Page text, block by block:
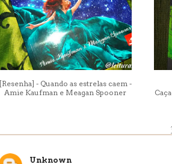
[Resenha] - Quando as estrelas caem -
Amie Kaufman e Meagan Spooner
Unknown